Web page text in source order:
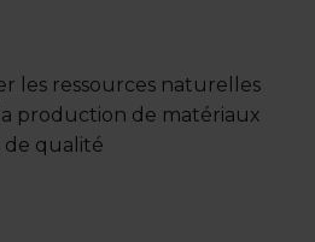
les ressources naturelles
production de matériaux
de qualité